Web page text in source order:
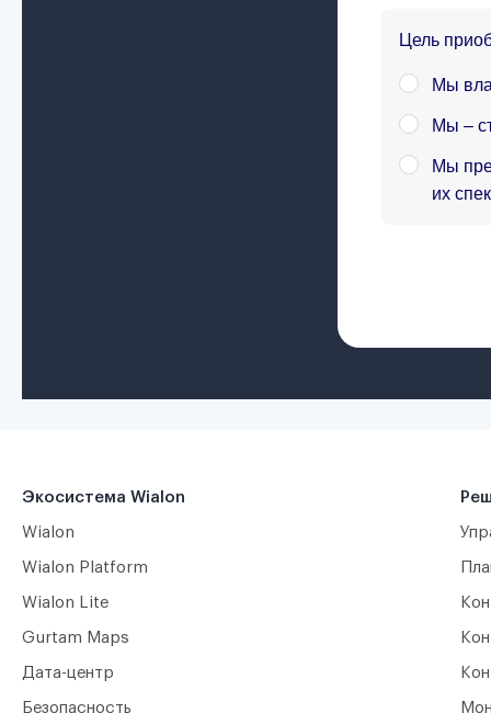
Экосистема Wialon
Wialon
Wialon Platform
Wialon Lite
Gurtam Maps
Дата-центр
Безопасность